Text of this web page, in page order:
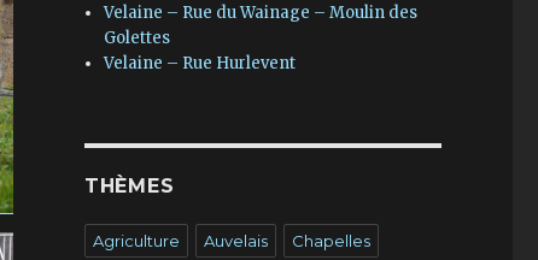
Velaine – Rue du Wainage – Moulin des
Golettes
Velaine – Rue Hurlevent
THÈMES
Agriculture Auvelais Chapelles